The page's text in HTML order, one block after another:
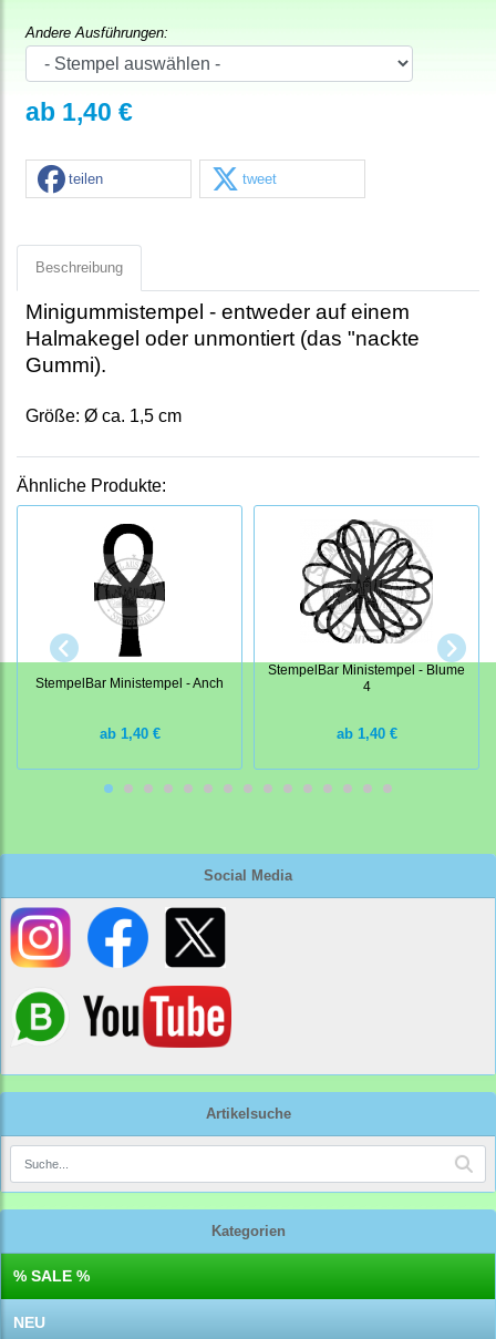
Social Media
Artikelsuche
Kategorien
% SALE %
NEU
Andere Ausführungen:
ab 1,40 €
teilen tweet
Beschreibung
Minigummistempel - entweder auf einem
Halmakegel oder unmontiert (das "nackte
Gummi).
Größe: Ø ca. 1,5 cm
Ähnliche Produkte:
StempelBar Ministempel - Anch
ab1,40 €
StempelBar Ministempel - Blume
4
ab1,40 €